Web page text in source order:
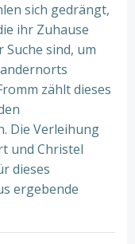
sich gedrängt,
ihr Zuhause
sind, um
zählt dieses
Die Verleihung
und Christel
dieses
ergebende